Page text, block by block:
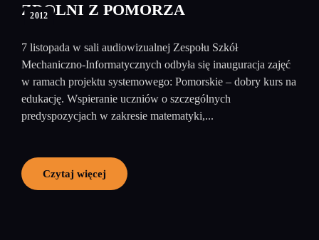
2012
ZDOLNI Z POMORZA
7 listopada w sali audiowizualnej Zespołu Szkół
Mechaniczno-Informatycznych odbyła się inauguracja zajęć
w ramach projektu systemowego: Pomorskie – dobry kurs na
edukację. Wspieranie uczniów o szczególnych
predyspozycjach w zakresie matematyki,...
Czytaj więcej